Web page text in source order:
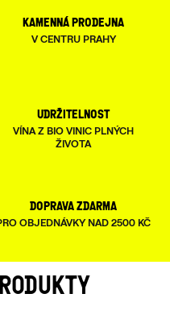
kamenná prodejna
V CENTRU PRAHY
udržitelnost
VÍNA Z BIO VINIC PLNÝCH
ŽIVOTA
doprava zdarma
OBJEDNÁVKY NAD 2500 KČ